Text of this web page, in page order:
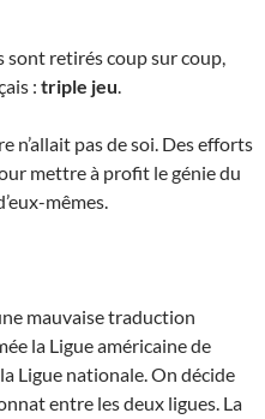
retirés coup sur coup,
: triple jeu.
n’allait pas de soi. Des efforts
mettre à profit le génie du
mêmes.
mauvaise traduction
la Ligue américaine de
Ligue nationale. On décide
entre les deux ligues. La